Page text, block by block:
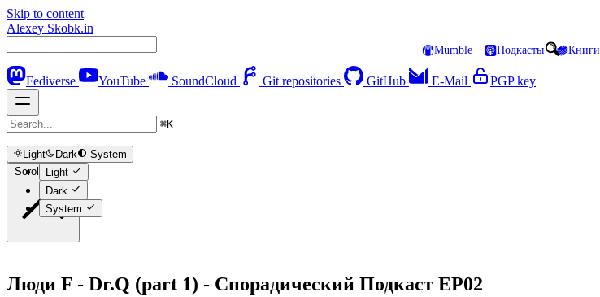
Skip to content
Alexey Skobk.in
Mumble Подкасты Книги
Fediverse YouTube SoundCloud Git repositories GitHub E-Mail PGP key
⌘K
Light Dark
System
Light
Dark
System
Scroll to top
Люди F - Dr.Q (part 1) - Спорадический Подкаст EP02